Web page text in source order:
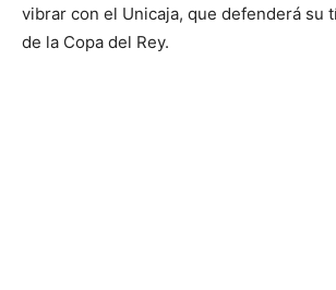
vibrar con el Unicaja, que defenderá su
de la Copa del Rey.